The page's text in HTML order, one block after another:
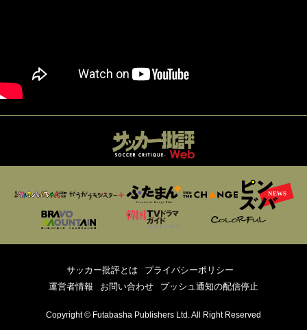
サッカー批評とは
プライバシーポリシー
運営者情報
お問い合わせ プッシュ通知の配信停止
Copyright © Futabasha Publishers Ltd. All Right Reserved